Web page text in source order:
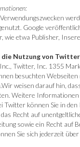
Google
wie etwa Publisher,
Nutzung von Twitter
Twitter, Inc. 1355
besuchten
weisen darauf hin,
Weitere
Twitter können Sie in
das Recht auf
sowie ein Recht auf
Sie sich jederzeit